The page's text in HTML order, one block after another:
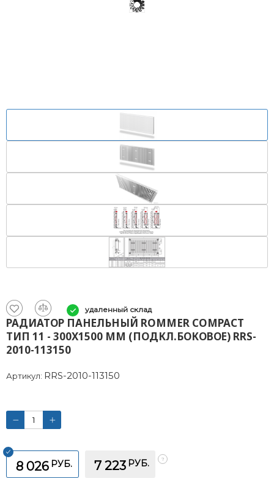
удаленный склад
РАДИАТОР ПАНЕЛЬНЫЙ ROMMER COMPACT
ТИП 11 - 300X1500 ММ (ПОДКЛ.БОКОВОЕ) RRS-
2010-113150
Артикул: RRS-2010-113150
8 026 РУБ. 7 223 РУБ.